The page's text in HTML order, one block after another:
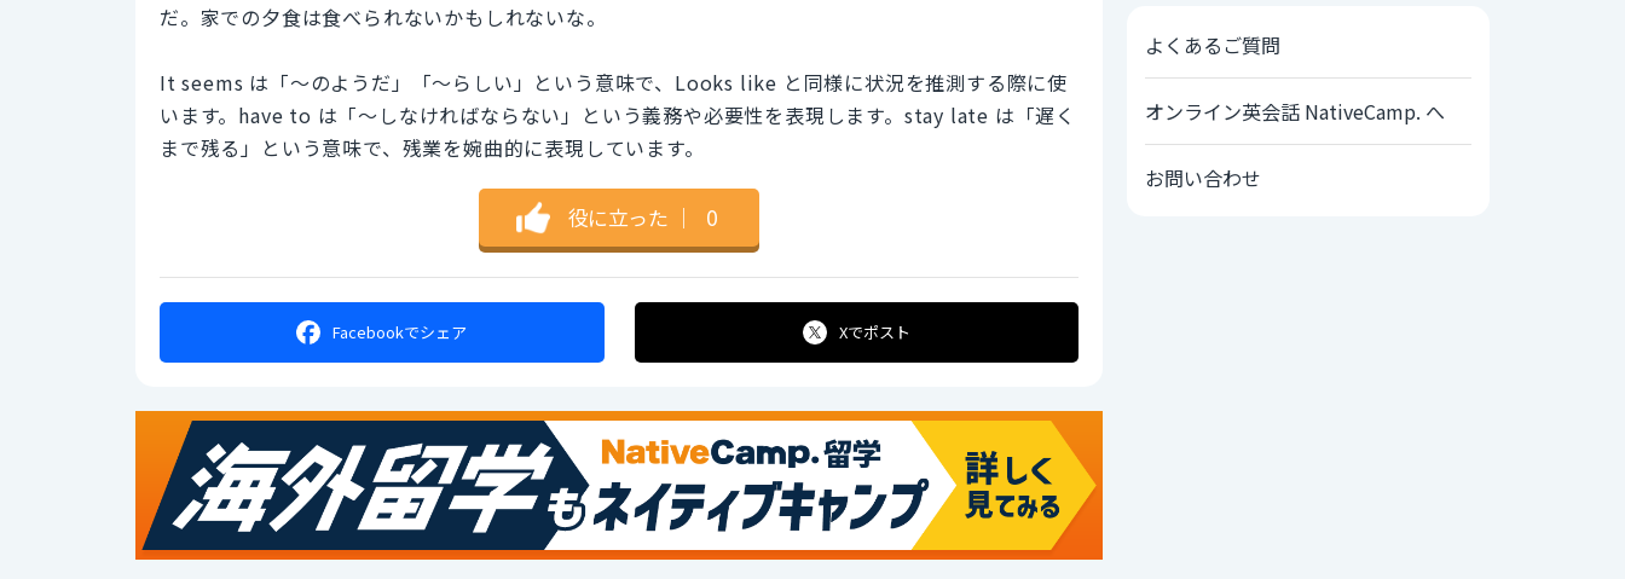
だ。家での夕食は食べられないかもしれないな。
It seems は「～のようだ」「～らしい」という意味で、Looks like と同様に状況を推測する際に使
います。have to は「～しなければならない」という義務や必要性を表現します。stay late は「遅く
まで残る」という意味で、残業を婉曲的に表現しています。
役に立った ｜ 0
Facebookでシェア Xでポスト
よくあるご質問
オンライン英会話 NativeCamp. へ
お問い合わせ